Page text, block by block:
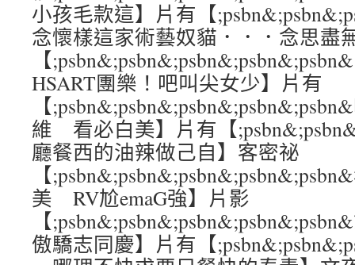
小孩毛款這】片有【
念懷樣這家術藝奴貓．．．念思盡
【
HSART團樂！吧叫尖女少】片有
【
維 看必白美】片有【
廳餐西的油辣做己自】客密祕
【
美 RV尬emaG強】片影
【
傲驕志同慶】片有【